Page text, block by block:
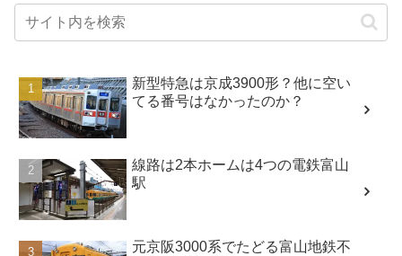
新型特急は京成3900形？他に空い
てる番号はなかったのか？
線路は2本ホームは4つの電鉄富山
駅
元京阪3000系でたどる富山地鉄不